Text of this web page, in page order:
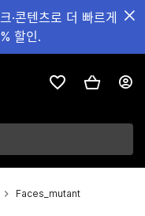
·콘텐츠로 더 빠르게
할인.
Faces_mutant